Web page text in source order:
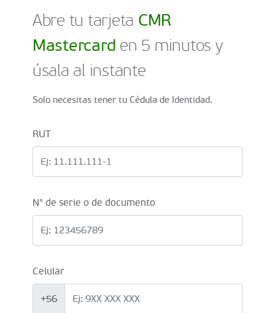
Abre tu tarjeta CMR
Mastercard en 5 minutos y
úsala al instante
Solo necesitas tener tu Cédula de Identidad.
RUT
N° de serie o de documento
Celular
+56